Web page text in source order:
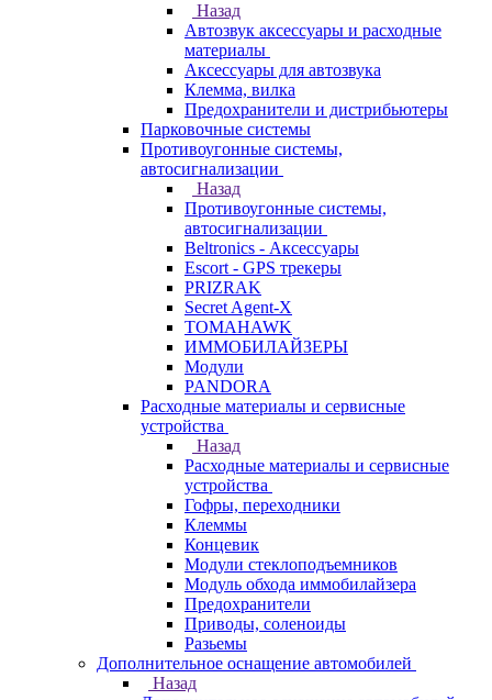
Назад
Автозвук аксессуары и расходные
материалы
Аксессуары для автозвука
Клемма, вилка
Предохранители и дистрибьютеры
Парковочные системы
Противоугонные системы,
автосигнализации
Назад
Противоугонные системы,
автосигнализации
Beltronics - Аксессуары
Escort - GPS трекеры
PRIZRAK
Secret Agent-X
TOMAHAWK
ИММОБИЛАЙЗЕРЫ
Модули
PANDORA
Расходные материалы и сервисные
устройства
Назад
Расходные материалы и сервисные
устройства
Гофры, переходники
Клеммы
Концевик
Модули стеклоподъемников
Модуль обхода иммобилайзера
Предохранители
Приводы, соленоиды
Разьемы
Дополнительное оснащение автомобилей
Назад